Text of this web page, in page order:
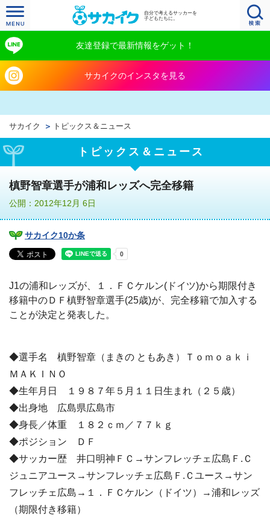
自分で考えるサッカーを
子どもたちに。
友達登録で最新情報をゲット！
サカイクのインスタを見る
サカイク トピックス＆ニュース
トピックス＆ニュース
槙野智章選手が浦和レッズへ完全移籍
公開：2012年12月 6日
サカイク10か条
J1の浦和レッズが、１．ＦＣケルン(ドイツ)から期限付き
移籍中のＤＦ槙野智章選手(25歳)が、完全移籍で加入する
ことが決定と発表した。
◆選手名 槙野智章（まきの ともあき）Ｔｏｍｏａｋｉ
ＭＡＫＩＮＯ
◆生年月日 １９８７年５月１１日生まれ（２５歳）
◆出身地 広島県広島市
◆身長／体重 １８２ｃｍ／７７ｋｇ
◆ポジション ＤＦ
◆サッカー歴 井口明神ＦＣ→サンフレッチェ広島Ｆ.Ｃ
ジュニアユース→サンフレッチェ広島Ｆ.Ｃユース→サン
フレッチェ広島→１．ＦＣケルン（ドイツ）→浦和レッズ
（期限付き移籍）